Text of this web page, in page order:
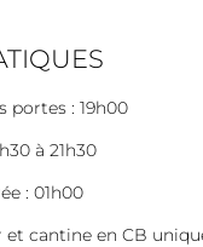
portes : 19h00
à 21h30
: 01h00
et cantine en CB